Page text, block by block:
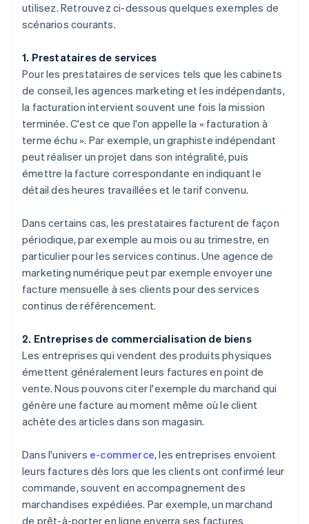
utilisez. Retrouvez ci-dessous quelques exemples de
scénarios courants.
1. Prestataires de services
Pour les prestataires de services tels que les cabinets
de conseil, les agences marketing et les indépendants,
la facturation intervient souvent une fois la mission
terminée. C'est ce que l'on appelle la « facturation à
terme échu ». Par exemple, un graphiste indépendant
peut réaliser un projet dans son intégralité, puis
émettre la facture correspondante en indiquant le
détail des heures travaillées et le tarif convenu.
Dans certains cas, les prestataires facturent de façon
périodique, par exemple au mois ou au trimestre, en
particulier pour les services continus. Une agence de
marketing numérique peut par exemple envoyer une
facture mensuelle à ses clients pour des services
continus de référencement.
2. Entreprises de commercialisation de biens
Les entreprises qui vendent des produits physiques
émettent généralement leurs factures en point de
vente. Nous pouvons citer l'exemple du marchand qui
génère une facture au moment même où le client
achète des articles dans son magasin.
Dans l'univers e-commerce, les entreprises envoient
leurs factures dès lors que les clients ont confirmé leur
commande, souvent en accompagnement des
marchandises expédiées. Par exemple, un marchand
de prêt-à-porter en ligne enverra ses factures